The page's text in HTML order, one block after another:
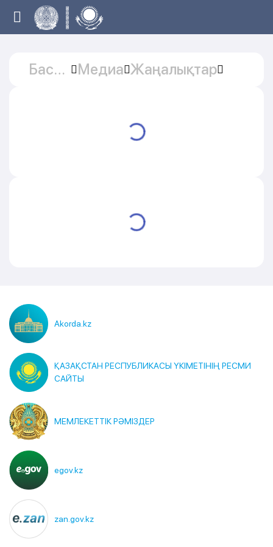
Басты
Медиа Жаңалықтар
Akorda.kz
ҚАЗАҚСТАН РЕСПУБЛИКАСЫ ҮКІМЕТІНІҢ РЕСМИ
САЙТЫ
МЕМЛЕКЕТТІК РӘМІЗДЕР
egov.kz
zan.gov.kz